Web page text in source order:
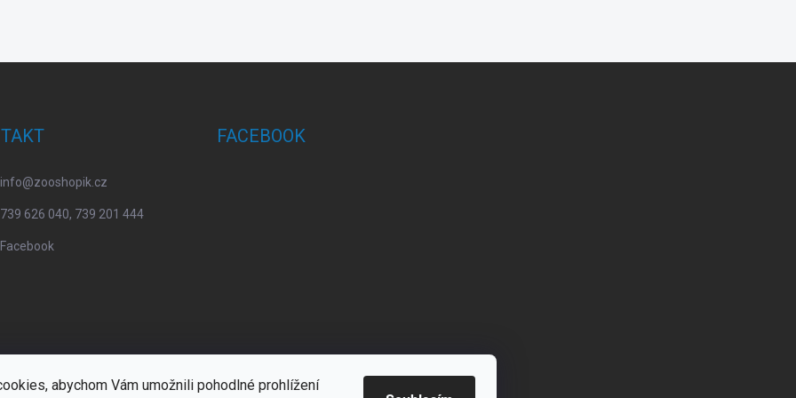
abychom Vám umožnili pohodlné prohlížení
info@zooshopik.cz
739 626 040, 739 201 444
Facebook
FACEBOOK